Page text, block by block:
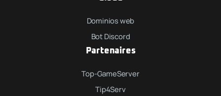
Dominios web
Bot Discord
Partenaires
Top-GameServer
Tip4Serv